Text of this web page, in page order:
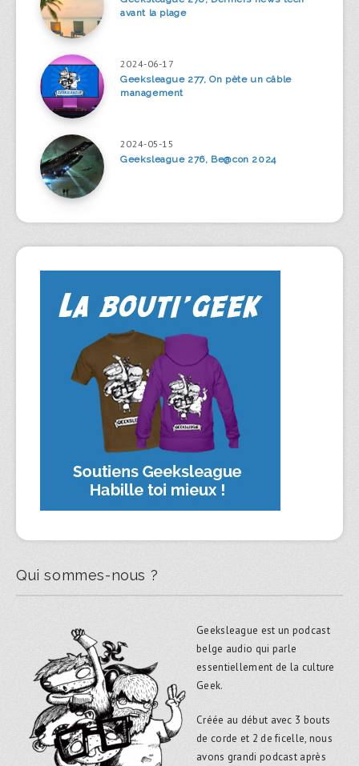
avant la plage
2024-06-17
Geeksleague 277, On pète un câble
management
2024-05-15
Geeksleague 276, Be@con 2024
Qui sommes-nous ?
Geeksleague est un podcast
belge audio qui parle
essentiellement de la culture
Geek.
Créée au début avec 3 bouts
de corde et 2 de ficelle, nous
avons grandi podcast après